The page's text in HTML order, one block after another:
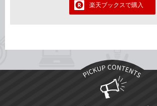
楽天ブックスで購入